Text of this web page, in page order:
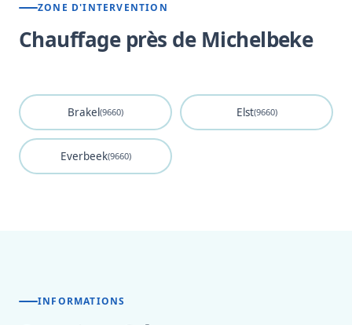
ZONE D'INTERVENTION
Chauffage près de Michelbeke
Brakel(9660) Elst(9660)
Everbeek(9660)
INFORMATIONS